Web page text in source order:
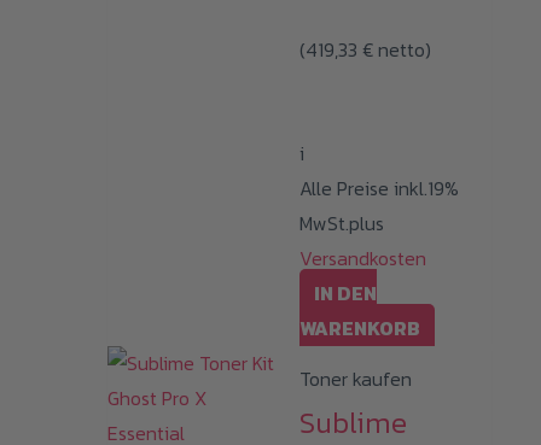
(419,33 € netto)
i
Alle Preise inkl.19%
MwSt.plus
Versandkosten
IN DEN
WARENKORB
Toner kaufen
Sublime